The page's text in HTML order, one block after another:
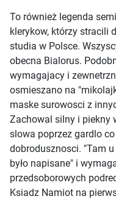
To również legenda
klerykow, którzy stracili
studia w Polsce.
obecna Bialorus.
wymagajacy i
osmieszano na
maske surowosci z
Zachowal silny i piekny
slowa poprzez gardlo
dobrodusznosci. "Tam
było napisane" i
przedsoborowych
Ksiadz Namiot na